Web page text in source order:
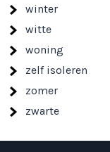
winter
witte
woning
zelf isoleren
zomer
zwarte